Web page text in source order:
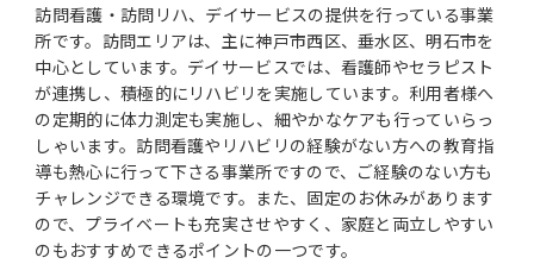
訪問看護・訪問リハ、デイサービスの提供を行っている事業
所です。訪問エリアは、主に神戸市西区、垂水区、明石市を
中心としています。デイサービスでは、看護師やセラピスト
が連携し、積極的にリハビリを実施しています。利用者様へ
の定期的に体力測定も実施し、細やかなケアも行っていらっ
しゃいます。訪問看護やリハビリの経験がない方への教育指
導も熱心に行って下さる事業所ですので、ご経験のない方も
チャレンジできる環境です。また、固定のお休みがあります
ので、プライベートも充実させやすく、家庭と両立しやすい
のもおすすめできるポイントの一つです。